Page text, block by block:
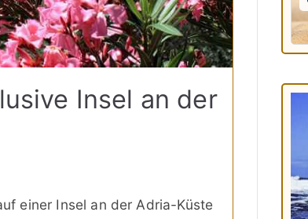
Insel an der
einer Insel an der Adria-Küste